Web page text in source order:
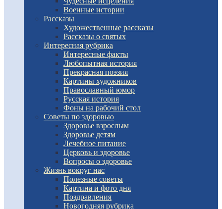
Военные истории
Рассказы
Художественные рассказы
Рассказы о святых
Интересная рубрика
Интересные факты
Любопытная история
Прекрасная поэзия
Картины художников
Православный юмор
Русская история
Фоны на рабочий стол
Советы по здоровью
Здоровье взрослым
Здоровье детям
Лечебное питание
Церковь и здоровье
Вопросы о здоровье
Жизнь вокруг нас
Полезные советы
Картина и фото дня
Поздравления
Новогодняя рубрика